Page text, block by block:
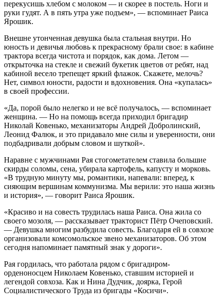
перекусишь хлебом с молоком — и скорее в постель. Ноги и
руки гудят. А в пять утра уже подъем», — вспоминает Раиса
Ярошик.
Внешне утонченная девушка была стальная внутри. Но
юность и девичья любовь к прекрасному брали свое: в кабине
трактора всегда чистота и порядок, как дома. Летом —
открыточка на стекле и свежий букетик цветов от ребят, над
кабиной весело трепещет яркий флажок. Скажете, мелочь?
Нет, символ юности, радости и вдохновения. Она «купалась»
в своей профессии.
«Да, порой было нелегко и не всё получалось, — вспоминает
женщина. — Но на помощь всегда приходил бригадир
Николай Ковенько, механизаторы Андрей Добролинский,
Леонид Фалюк, и это придавало мне силы и уверенности, они
подбадривали добрым словом и шуткой».
Наравне с мужчинами Рая стогометателем ставила большие
скирды соломы, сена, убирала картофель, капусту и морковь.
«В трудную минуту мы, романтики, напевали: вперед, к
сияющим вершинам коммунизма. Мы верили: это наша жизнь
и история», — говорит Раиса Ярошик.
«Красиво и на совесть трудилась наша Раиса. Она жила со
своего мозоля, — рассказывает тракторист Пётр Очеповский.
— Девушка многим разбудила совесть. Благодаря ей в совхозе
организовали комсомольское звено механизаторов. Об этом
сегодня напоминает памятный знак у дороги».
Рая гордилась, что работала рядом с бригадиром-
орденоносцем Николаем Ковенько, ставшим историей и
легендой совхоза. Как и Нина Дудчик, доярка, Герой
Социалистического Труда из бригады «Косичи».